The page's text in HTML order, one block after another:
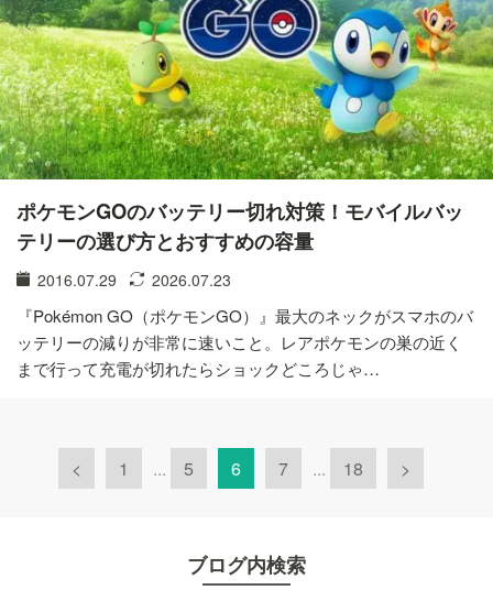
ポケモンGOのバッテリー切れ対策！モバイルバッ
テリーの選び方とおすすめの容量
2016.07.29 2026.07.23
『Pokémon GO（ポケモンGO）』最大のネックがスマホのバ
ッテリーの減りが非常に速いこと。レアポケモンの巣の近く
まで行って充電が切れたらショックどころじゃ…
< 1 ... 5 6 7 ... 18 >
ブログ内検索